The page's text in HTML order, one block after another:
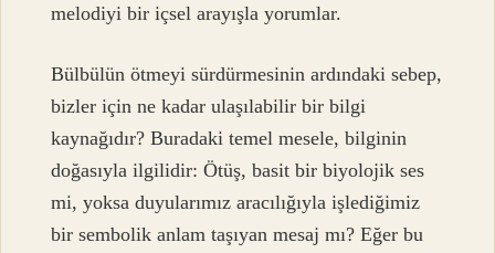
melodiyi bir içsel arayışla yorumlar.
Bülbülün ötmeyi sürdürmesinin ardındaki sebep,
bizler için ne kadar ulaşılabilir bir bilgi
kaynağıdır? Buradaki temel mesele, bilginin
doğasıyla ilgilidir: Ötüş, basit bir biyolojik ses
mi, yoksa duyularımız aracılığıyla işlediğimiz
bir sembolik anlam taşıyan mesaj mı? Eğer bu